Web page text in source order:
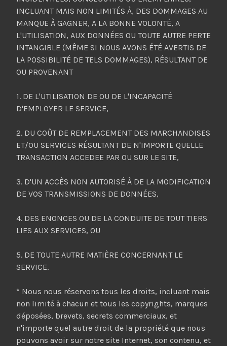
INCLUANT MAIS NON LIMITÉS À, DES DOMMAGES AU
MANQUE À GAGNER, A LA BONNE VOLONTÉ, A
L'UTILISATION, AUX DONNÉES OU TOUTE AUTRE PERTE
INTANGIBLE (MÊME SI NOUS AVONS ÉTÉ AVERTIS DE
LA POSSIBILITÉ DE TELS DOMMAGES), RÉSULTANT DE
OU PROVENANT
1. DE L'UTILISATION DE OU DE L'INCAPACITÉ
D'EMPLOYER LE SERVICE,
2. DU COÛT DE REMPLACEMENT DES MARCHANDISES
ET/OU SERVICES RÉSULTANT DE N'IMPORTE QUELLE
TRANSACTION ACCEDEE PAR OU SUR LE SITE,
3. D'UN ACCÈS NON AUTORISÉ À DE LA MODIFICATION
DE VOS TRANSMISSIONS DE DONNÉES,
4. DES ENONCES OU DE LA CONDUITE DE TOUT TIERS
LIES AUX SERVICES, OU
5. DE TOUTE AUTRE MATIÈRE CONCERNANT LE
SERVICE.
* Nous nous réservons tous les droits, incluant mais
non limité à chacun et tous les copyrights, marques
déposées, brevets, secrets commerciaux, et
n'importe quel autre droit de la propriété que nous
pouvons avoir sur notre site Internet, son contenu, et